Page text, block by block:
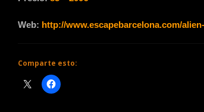
Web: http://www.escapebarcelona.com/
Comparte esto: